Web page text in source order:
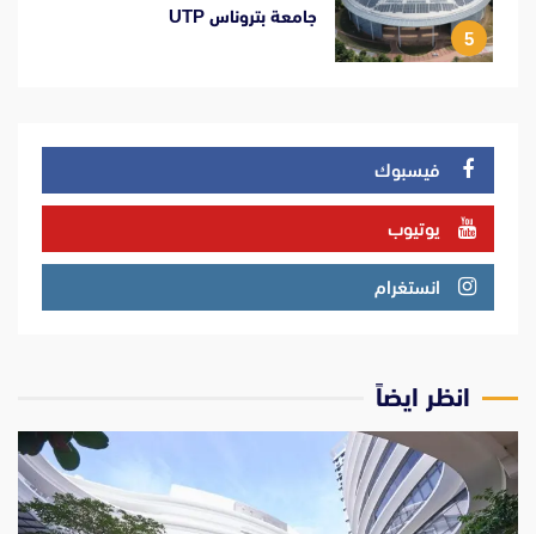
5
جامعة بتروناس UTP
فيسبوك
يوتيوب
انستغرام
انظر ايضاً